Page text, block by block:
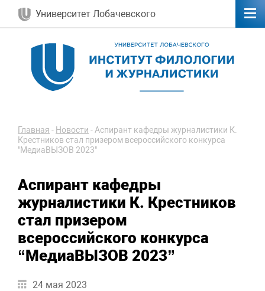
Университет Лобачевского
Главная - Новости -Аспирант кафедры журналистики К.
Крестников стал призером всероссийского конкурса
"МедиаВЫЗОВ 2023"
Аспирант кафедры
журналистики К. Крестников
стал призером
всероссийского конкурса
“МедиаВЫЗОВ 2023”
24 мая 2023